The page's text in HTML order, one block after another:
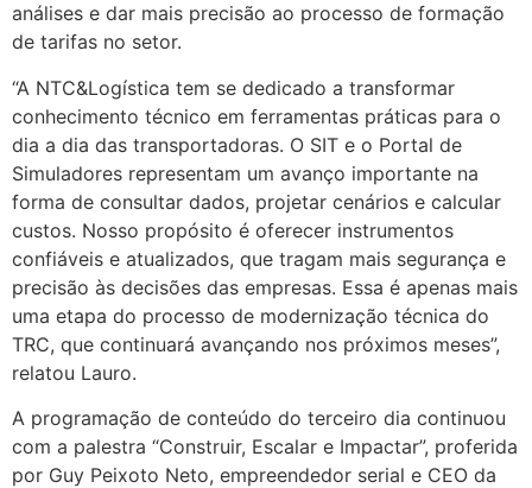
análises e dar mais precisão ao processo de formação
de tarifas no setor.
“A NTC&Logística tem se dedicado a transformar
conhecimento técnico em ferramentas práticas para o
dia a dia das transportadoras. O SIT e o Portal de
Simuladores representam um avanço importante na
forma de consultar dados, projetar cenários e calcular
custos. Nosso propósito é oferecer instrumentos
confiáveis e atualizados, que tragam mais segurança e
precisão às decisões das empresas. Essa é apenas mais
uma etapa do processo de modernização técnica do
TRC, que continuará avançando nos próximos meses”,
relatou Lauro.
A programação de conteúdo do terceiro dia continuou
com a palestra “Construir, Escalar e Impactar”, proferida
por Guy Peixoto Neto, empreendedor serial e CEO da